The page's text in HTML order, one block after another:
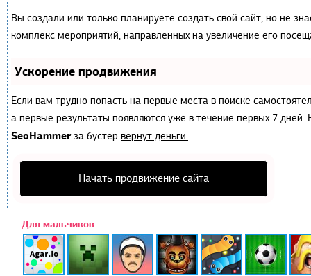
Вы создали или только планируете создать свой сайт, но не
комплекс мероприятий, направленных на увеличение его
Ускорение продвижения
Если вам трудно попасть на первые места в поиске
а первые результаты появляются уже в течение первых 7
SeoHammerза бустер вернут деньги.
Начать продвижение сайта
Для мальчиков